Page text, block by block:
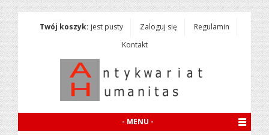
Twój koszyk: jest pusty Zaloguj się
Regulamin
Kontakt
- MENU -